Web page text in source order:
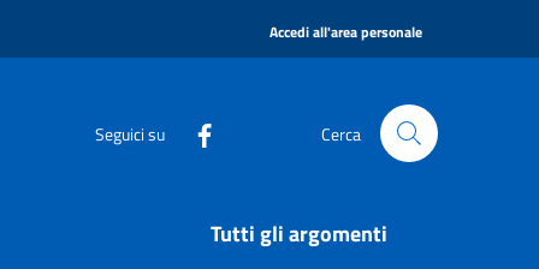
Accedi all'area personale
Seguici su Cerca
Tutti gli argomenti